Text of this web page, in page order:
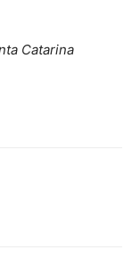
Catarina